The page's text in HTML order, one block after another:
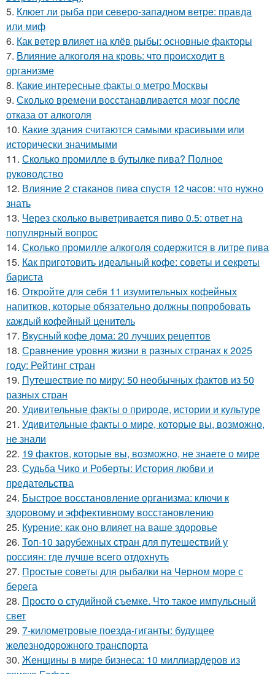
5. Клюет ли рыба при северо-западном ветре: правда
или миф
6. Как ветер влияет на клёв рыбы: основные факторы
7. Влияние алкоголя на кровь: что происходит в
организме
8. Какие интересные факты о метро Москвы
9. Сколько времени восстанавливается мозг после
отказа от алкоголя
10. Какие здания считаются самыми красивыми или
исторически значимыми
11. Сколько промилле в бутылке пива? Полное
руководство
12. Влияние 2 стаканов пива спустя 12 часов: что нужно
знать
13. Через сколько выветривается пиво 0.5: ответ на
популярный вопрос
14. Сколько промилле алкоголя содержится в литре пива
15. Как приготовить идеальный кофе: советы и секреты
бариста
16. Откройте для себя 11 изумительных кофейных
напитков, которые обязательно должны попробовать
каждый кофейный ценитель
17. Вкусный кофе дома: 20 лучших рецептов
18. Сравнение уровня жизни в разных странах к 2025
году: Рейтинг стран
19. Путешествие по миру: 50 необычных фактов из 50
разных стран
20. Удивительные факты о природе, истории и культуре
21. Удивительные факты о мире, которые вы, возможно,
не знали
22. 19 фактов, которые вы, возможно, не знаете о мире
23. Судьба Чико и Роберты: История любви и
предательства
24. Быстрое восстановление организма: ключи к
здоровому и эффективному восстановлению
25. Курение: как оно влияет на ваше здоровье
26. Топ-10 зарубежных стран для путешествий у
россиян: где лучше всего отдохнуть
27. Простые советы для рыбалки на Черном море с
берега
28. Просто о студийной съемке. Что такое импульсный
свет
29. 7-километровые поезда-гиганты: будущее
железнодорожного транспорта
30. Женщины в мире бизнеса: 10 миллиардеров из